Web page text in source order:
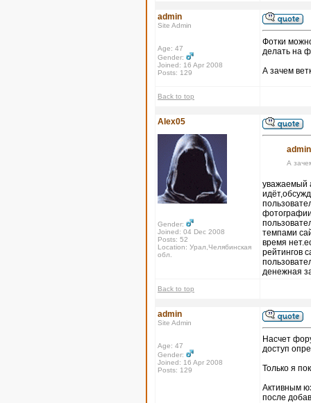
admin
Site Admin
Age: 47
Gender:
Joined: 16 Apr 2008
Posts: 129
Фотки
делать на
А зачем
Back to top
Alex05
Gender:
Joined: 04 Dec 2008
Posts: 52
Location: Урал,Челябинская
обл.
А
уважаемый
темпами
время
рейтингов
денежная
Back to top
admin
Site Admin
Age: 47
Gender:
Joined: 16 Apr 2008
Posts: 129
Насчет
доступ
Только я
Активным
после